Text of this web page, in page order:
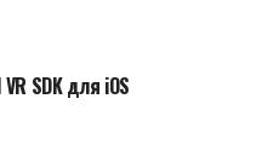
SDK для iOS